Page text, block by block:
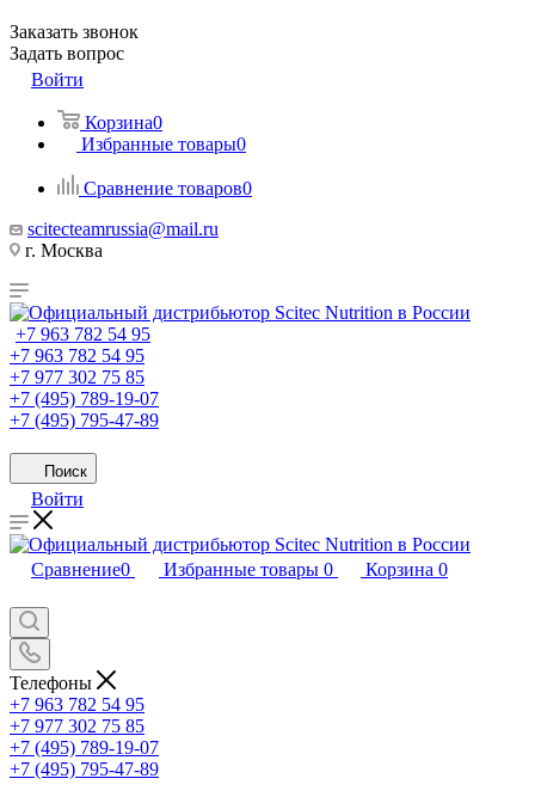
Заказать звонок
Задать вопрос
Войти
Корзина0
Избранные товары0
Сравнение товаров0
scitecteamrussia@mail.ru
г. Москва
+7 963 782 54 95
+7 963 782 54 95
+7 977 302 75 85
+7 (495) 789-19-07
+7 (495) 795-47-89
Поиск
Войти
Сравнение0 Избранные товары 0 Корзина 0
Телефоны
+7 963 782 54 95
+7 977 302 75 85
+7 (495) 789-19-07
+7 (495) 795-47-89